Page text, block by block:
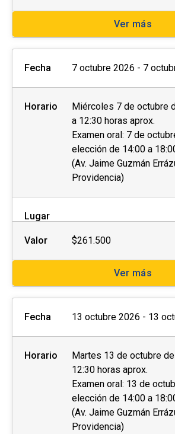
Ver más
Fecha 7 octubre 2026 - 7
Horario
Miércoles 7 de octubre
a 12:30 horas aprox.
Examen oral: 7 de
elección de 14:00 a
(Av. Jaime Guzmán
Providencia)
Lugar
Valor $261.500
Ver más
Fecha 13 octubre 2026 - 13
Horario
Martes 13 de octubre
12:30 horas aprox.
Examen oral: 13 de
elección de 14:00 a
(Av. Jaime Guzmán
Providencia)